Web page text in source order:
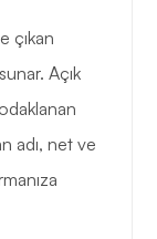
çıkan
Açık
adı, net ve